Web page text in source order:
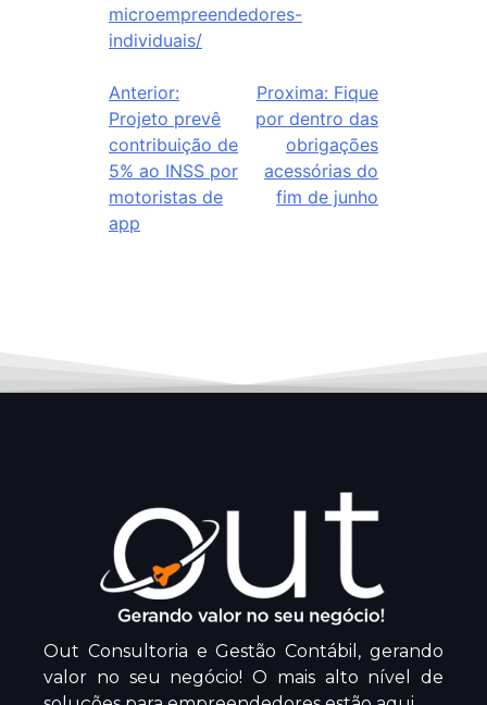
microempreendedores-
individuais/
Anterior:
Projeto prevê
contribuição de
5% ao INSS por
motoristas de
app
Proxima: Fique
por dentro das
obrigações
acessórias do
fim de junho
Out Consultoria e Gestão Contábil, gerando
valor no seu negócio! O mais alto nível de